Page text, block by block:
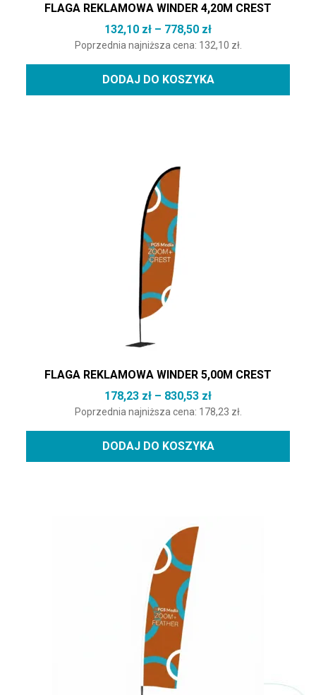
FLAGA REKLAMOWA WINDER 4,20M CREST
132,10 zł – 778,50 złZakres cen: od
Poprzednia najniższa cena: 132,10 zł.
DODAJ DO KOSZYKA
FLAGA REKLAMOWA WINDER 5,00M CREST
178,23 zł – 830,53 złZakres cen: od
Poprzednia najniższa cena: 178,23 zł.
DODAJ DO KOSZYKA
Ten produkt ma wiele wariantów. Opcje można wybrać na